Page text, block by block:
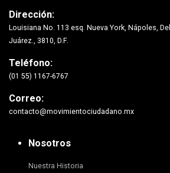
Dirección:
Louisiana No. 113 esq. Nueva York, Nápoles,
Juárez., 3810, D.F.
Teléfono:
(01 55) 1167-6767
Correo:
contacto@movimientociudadano.mx
Nosotros
Nuestra Historia